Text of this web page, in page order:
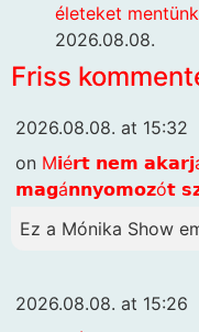
életeket
2026.08.08.
Friss
2026.08.08. at 15:32
on M𝗶é𝗿𝘁 𝗻𝗲𝗺
𝗺𝗮𝗴á𝗻𝗻𝘆𝗼𝗺𝗼𝘇ó𝘁
Ez a Mónika Show
2026.08.08. at 15:26